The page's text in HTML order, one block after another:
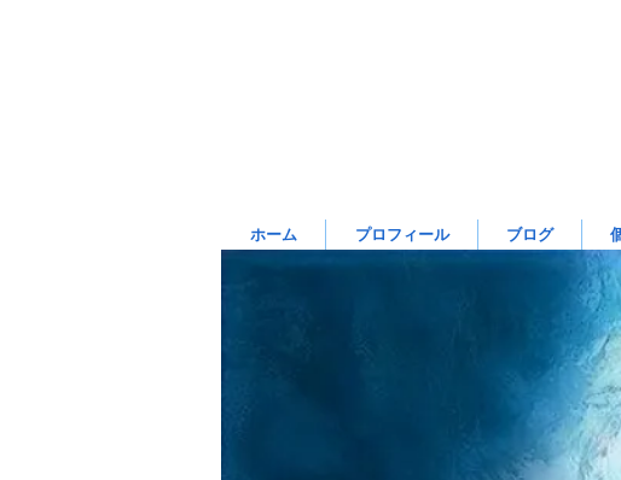
ホーム プロフィール ブログ